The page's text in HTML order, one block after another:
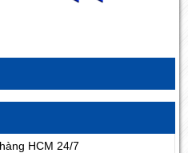
HCM 24/7